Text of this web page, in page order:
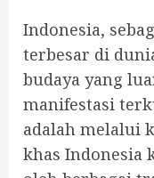
Indonesia,
terbesar di
budaya yang
manifestasi
adalah melalui
khas Indonesia